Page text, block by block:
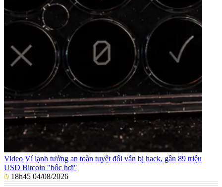
Video Ví lạnh tưởng an toàn tuyệt đối vẫn bị hack, gần 89 triệu
USD Bitcoin "bốc hơi"
18h45 04/08/2026